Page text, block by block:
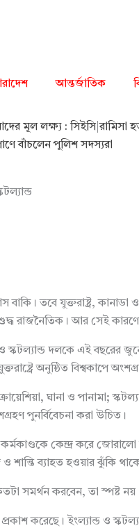
আন্তর্জাতিক
মূল লক্ষ্য : সিইসি|রামিসা
বাঁচলেন পুলিশ সদস্যরা
তবে যুক্তরাষ্ট্র, কানাডা ও
রাজনৈতিক। আর সেই
স্কটল্যান্ড দলকে এই বছরের
অনুষ্ঠিত
ঘানা ও পানামা;
পুনর্বিবেচনা করা উচিত।
কেন্দ্র করে জোরালো
শান্তি ব্যাহত হওয়ার ঝুঁকি
সমর্থন করবেন, তা স্পষ্ট নয়।
প্রকাশ করেছে। ইংল্যান্ড ও